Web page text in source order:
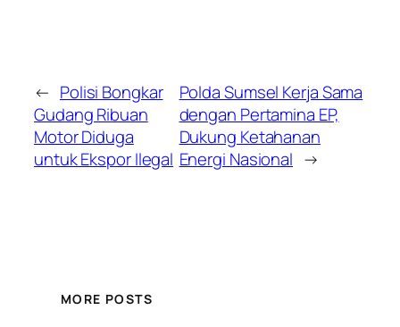
← Polisi Bongkar
Gudang Ribuan
Motor Diduga
untuk Ekspor Ilegal
Polda Sumsel Kerja Sama
dengan Pertamina EP,
Dukung Ketahanan
Energi Nasional →
MORE POSTS